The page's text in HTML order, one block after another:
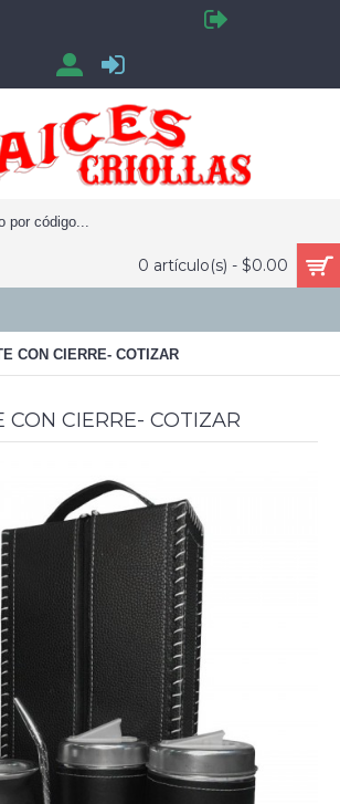
0 artículo(s) - $0.00
CON CIERRE- COTIZAR
CON CIERRE- COTIZAR